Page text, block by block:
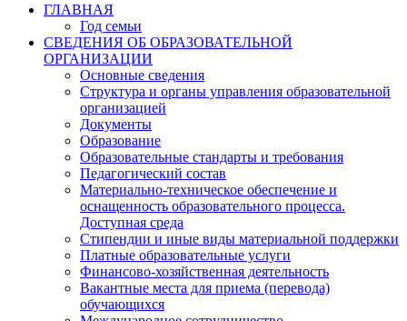
ГЛАВНАЯ
Год семьи
СВЕДЕНИЯ ОБ ОБРАЗОВАТЕЛЬНОЙ
ОРГАНИЗАЦИИ
Основные сведения
Структура и органы управления образовательной
организацией
Документы
Образование
Образовательные стандарты и требования
Педагогический состав
Материально-техническое обеспечение и
оснащенность образовательного процесса.
Доступная среда
Стипендии и иные виды материальной поддержки
Платные образовательные услуги
Финансово-хозяйственная деятельность
Вакантные места для приема (перевода)
обучающихся